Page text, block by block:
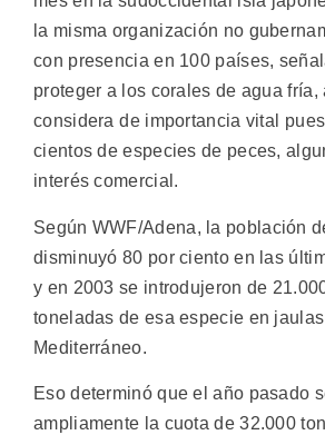
la misma organización no
con presencia en 100 países,
proteger a los corales de agua fría,
considera de importancia vital
cientos de especies de peces,
interés comercial.
Según WWF/Adena, la población
disminuyó 80 por ciento en las
y en 2003 se introdujeron de
toneladas de esa especie en
Mediterráneo.
Eso determinó que el año pasado
ampliamente la cuota de 32.000